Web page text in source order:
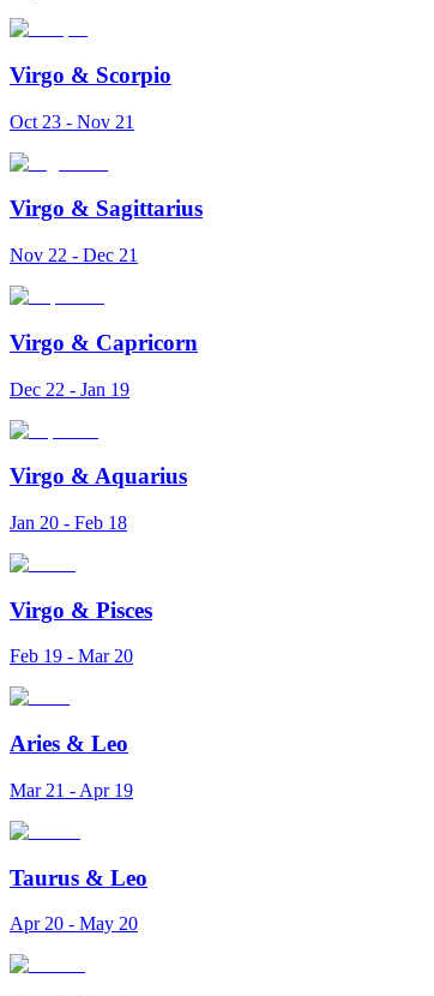
Virgo & Scorpio
Oct 23 - Nov 21
Virgo & Sagittarius
Nov 22 - Dec 21
Virgo & Capricorn
Dec 22 - Jan 19
Virgo & Aquarius
Jan 20 - Feb 18
Virgo & Pisces
Feb 19 - Mar 20
Aries & Leo
Mar 21 - Apr 19
Taurus & Leo
Apr 20 - May 20